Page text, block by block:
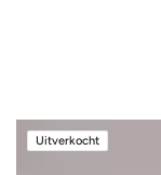
MultiUitverkocht